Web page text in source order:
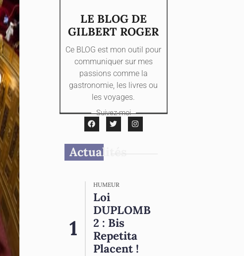
LE BLOG DE
GILBERT ROGER
Ce BLOG est mon outil pour
communiquer sur mes
passions comme la
gastronomie, les livres ou
les voyages.
Suivez-moi
Actualités
HUMEUR
Loi
DUPLOMB
2 : Bis
Repetita
Placent !